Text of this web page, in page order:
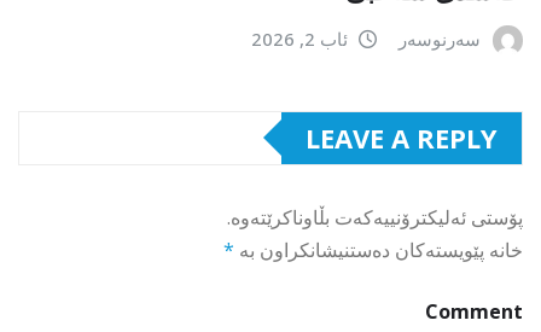
سەرنوسەر ئاب 2, 2026
LEAVE A REPLY
پۆستی ئەلیکترۆنییەکەت بڵاوناکرێتەوە.
خانە پێویستەکان دەستنیشانکراون بە *
Comment